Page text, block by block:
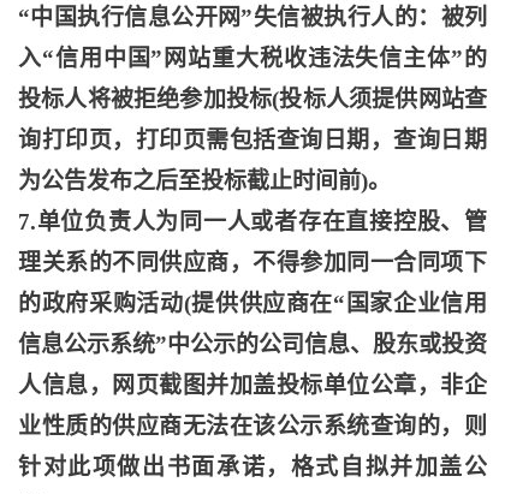
“中国执行信息公开网”失信被执行人的：被列
入“信用中国”网站重大税收违法失信主体”的
投标人将被拒绝参加投标(投标人须提供网站查
询打印页，打印页需包括查询日期，查询日期
为公告发布之后至投标截止时间前)。
7.单位负责人为同一人或者存在直接控股、管
理关系的不同供应商，不得参加同一合同项下
的政府采购活动(提供供应商在“国家企业信用
信息公示系统”中公示的公司信息、股东或投资
人信息，网页截图并加盖投标单位公章，非企
业性质的供应商无法在该公示系统查询的，则
针对此项做出书面承诺，格式自拟并加盖公